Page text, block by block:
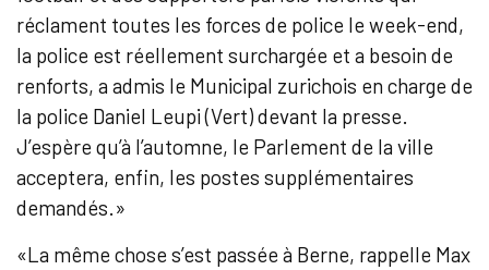
réclament toutes les forces de police le week-end,
la police est réellement surchargée et a besoin de
renforts, a admis le Municipal zurichois en charge de
la police Daniel Leupi (Vert) devant la presse.
J’espère qu’à l’automne, le Parlement de la ville
acceptera, enfin, les postes supplémentaires
demandés.»
«La même chose s’est passée à Berne, rappelle Max